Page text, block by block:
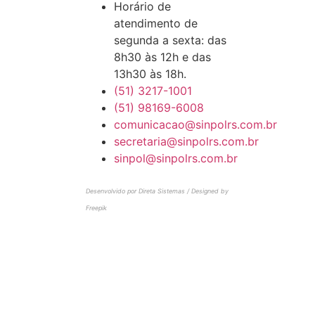
Horário de
atendimento de
segunda a sexta: das
8h30 às 12h e das
13h30 às 18h.
(51) 3217-1001
(51) 98169-6008
comunicacao@sinpolrs.com.br
secretaria@sinpolrs.com.br
sinpol@sinpolrs.com.br
Desenvolvido por Direta Sistemas /Designed by
Freepik